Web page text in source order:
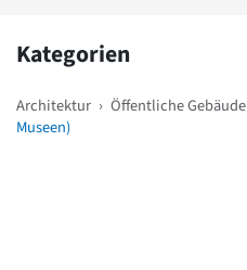
Kategorien
Architektur › Öffentliche Gebäude
Museen)